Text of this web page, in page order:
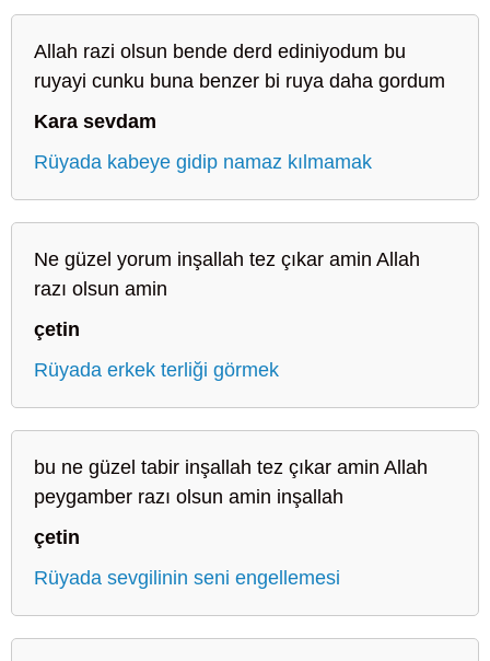
Allah razi olsun bende derd ediniyodum bu
ruyayi cunku buna benzer bi ruya daha gordum
Kara sevdam
Rüyada kabeye gidip namaz kılmamak
Ne güzel yorum inşallah tez çıkar amin Allah
razı olsun amin
çetin
Rüyada erkek terliği görmek
bu ne güzel tabir inşallah tez çıkar amin Allah
peygamber razı olsun amin inşallah
çetin
Rüyada sevgilinin seni engellemesi